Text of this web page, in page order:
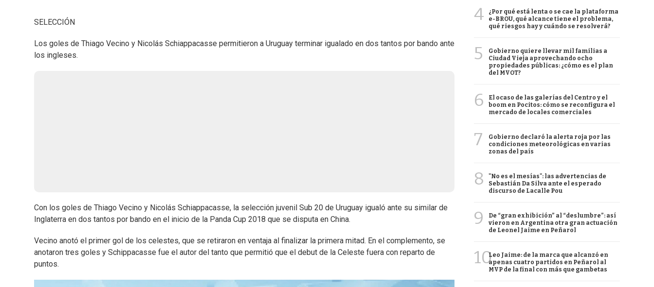
SELECCIÓN
Los goles de Thiago Vecino y Nicolás Schiappacasse permitieron a Uruguay terminar igualado en dos tantos por bando ante
los ingleses.
Con los goles de Thiago Vecino y Nicolás Schiappacasse, la selección juvenil Sub 20 de Uruguay igualó ante su similar de
Inglaterra en dos tantos por bando en el inicio de la Panda Cup 2018 que se disputa en China.
Vecino anotó el primer gol de los celestes, que se retiraron en ventaja al finalizar la primera mitad. En el complemento, se
anotaron tres goles y Schippacasse fue el autor del tanto que permitió que el debut de la Celeste fuera con reparto de
puntos.
4
¿Por qué está lenta o se cae la plataforma
e-BROU, qué alcance tiene el problema,
qué riesgos hay y cuándo se resolverá?
5
Gobierno quiere llevar mil familias a
Ciudad Vieja aprovechando ocho
propiedades públicas: ¿cómo es el plan
del MVOT?
6
El ocaso de las galerías del Centro y el
boom en Pocitos: cómo se reconfigura el
mercado de locales comerciales
7
Gobierno declaró la alerta roja por las
condiciones meteorológicas en varias
zonas del país
8
"No es el mesías": las advertencias de
Sebastián Da Silva ante el esperado
discurso de Lacalle Pou
9
De “gran exhibición” al “deslumbre”: así
vieron en Argentina otra gran actuación
de Leonel Jaime en Peñarol
10Leo Jaime: de la marca que alcanzó en
apenas cuatro partidos en Peñarol al
MVP de la final con más que gambetas